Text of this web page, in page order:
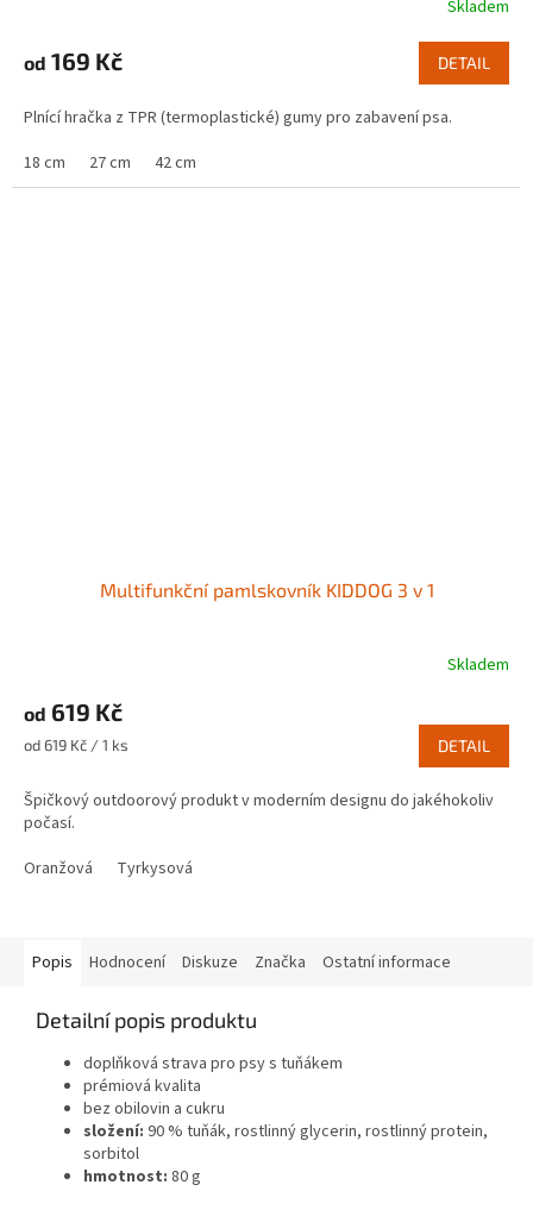
Skladem
od 169 Kč DETAIL
Plnící hračka z TPR (termoplastické) gumy pro zabavení psa.
18 cm
27 cm 42 cm
Multifunkční pamlskovník KIDDOG 3 v 1
Skladem
od 619 Kč
Měrná
od 619 Kč / 1 ks DETAIL
Špičkový outdoorový produkt v moderním designu do jakéhokoliv
počasí.
Oranžová
Tyrkysová
Popis Hodnocení Diskuze Značka Ostatní informace
Detailní popis produktu
doplňková strava pro psy s tuňákem
prémiová kvalita
bez obilovin a cukru
složení: 90 % tuňák, rostlinný glycerin, rostlinný protein,
sorbitol
hmotnost: 80 g